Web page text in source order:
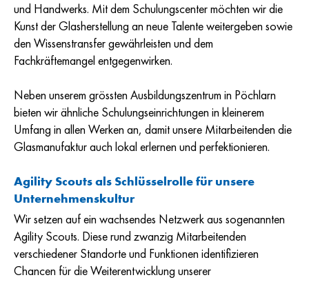
und Handwerks. Mit dem Schulungscenter möchten wir die
Kunst der Glasherstellung an neue Talente weitergeben sowie
den Wissenstransfer gewährleisten und dem
Fachkräftemangel entgegenwirken.
Neben unserem grössten Ausbildungszentrum in Pöchlarn
bieten wir ähnliche Schulungseinrichtungen in kleinerem
Umfang in allen Werken an, damit unsere Mitarbeitenden die
Glasmanufaktur auch lokal erlernen und perfektionieren.
Agility Scouts als Schlüsselrolle für unsere
Unternehmenskultur
Wir setzen auf ein wachsendes Netzwerk aus sogenannten
Agility Scouts. Diese rund zwanzig Mitarbeitenden
verschiedener Standorte und Funktionen identifizieren
Chancen für die Weiterentwicklung unserer